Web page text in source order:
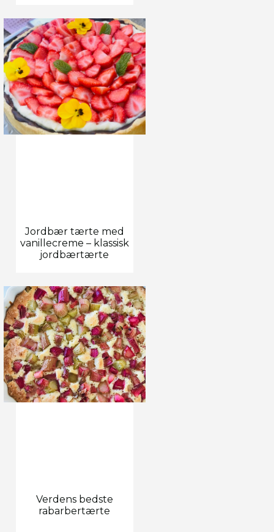
Jordbær tærte med
vanillecreme – klassisk
jordbærtærte
Verdens bedste
rabarbertærte